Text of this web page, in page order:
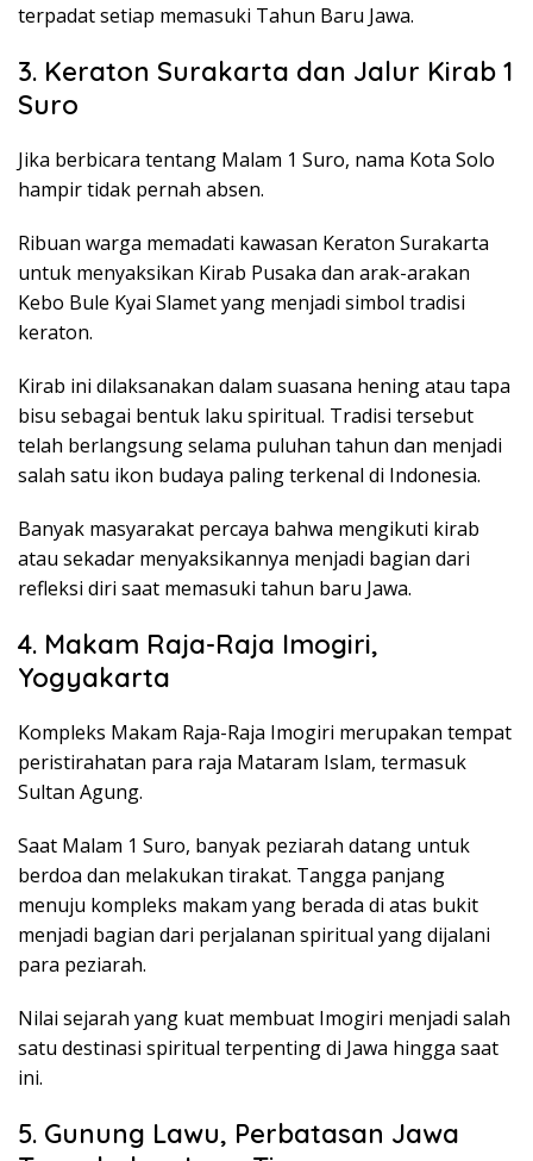
terpadat setiap memasuki Tahun Baru Jawa.
3. Keraton Surakarta dan Jalur Kirab 1
Suro
Jika berbicara tentang Malam 1 Suro, nama Kota Solo
hampir tidak pernah absen.
Ribuan warga memadati kawasan Keraton Surakarta
untuk menyaksikan Kirab Pusaka dan arak-arakan
Kebo Bule Kyai Slamet yang menjadi simbol tradisi
keraton.
Kirab ini dilaksanakan dalam suasana hening atau tapa
bisu sebagai bentuk laku spiritual. Tradisi tersebut
telah berlangsung selama puluhan tahun dan menjadi
salah satu ikon budaya paling terkenal di Indonesia.
Banyak masyarakat percaya bahwa mengikuti kirab
atau sekadar menyaksikannya menjadi bagian dari
refleksi diri saat memasuki tahun baru Jawa.
4. Makam Raja-Raja Imogiri,
Yogyakarta
Kompleks Makam Raja-Raja Imogiri merupakan tempat
peristirahatan para raja Mataram Islam, termasuk
Sultan Agung.
Saat Malam 1 Suro, banyak peziarah datang untuk
berdoa dan melakukan tirakat. Tangga panjang
menuju kompleks makam yang berada di atas bukit
menjadi bagian dari perjalanan spiritual yang dijalani
para peziarah.
Nilai sejarah yang kuat membuat Imogiri menjadi salah
satu destinasi spiritual terpenting di Jawa hingga saat
ini.
5. Gunung Lawu, Perbatasan Jawa